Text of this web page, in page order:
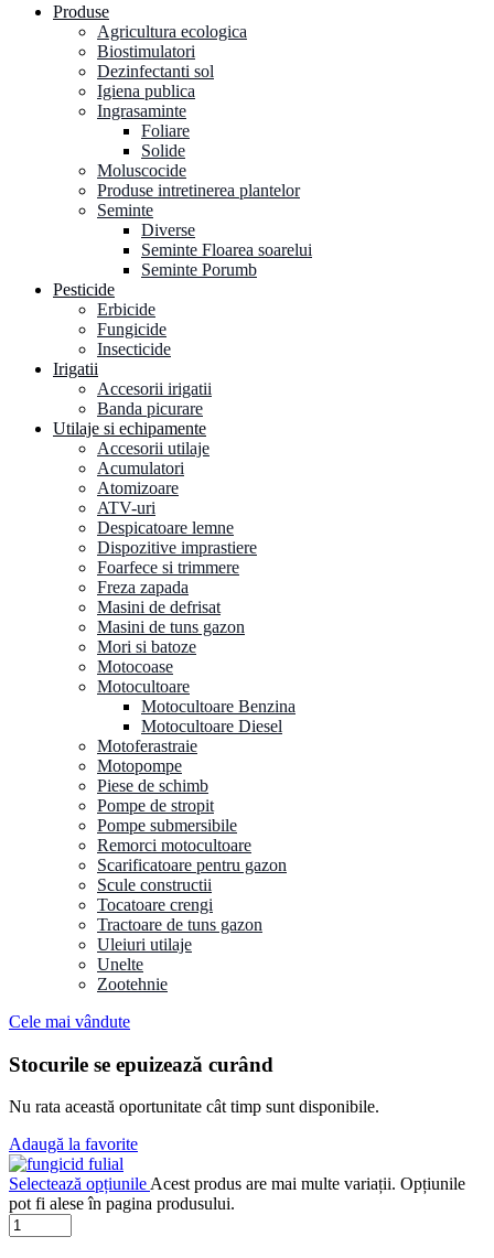
Produse
Agricultura ecologica
Biostimulatori
Dezinfectanti sol
Igiena publica
Ingrasaminte
Foliare
Solide
Moluscocide
Produse intretinerea plantelor
Seminte
Diverse
Seminte Floarea soarelui
Seminte Porumb
Pesticide
Erbicide
Fungicide
Insecticide
Irigatii
Accesorii irigatii
Banda picurare
Utilaje si echipamente
Accesorii utilaje
Acumulatori
Atomizoare
ATV-uri
Despicatoare lemne
Dispozitive imprastiere
Foarfece si trimmere
Freza zapada
Masini de defrisat
Masini de tuns gazon
Mori si batoze
Motocoase
Motocultoare
Motocultoare Benzina
Motocultoare Diesel
Motoferastraie
Motopompe
Piese de schimb
Pompe de stropit
Pompe submersibile
Remorci motocultoare
Scarificatoare pentru gazon
Scule constructii
Tocatoare crengi
Tractoare de tuns gazon
Uleiuri utilaje
Unelte
Zootehnie
Cele mai vândute
Stocurile se epuizează curând
Nu rata această oportunitate cât timp sunt disponibile.
Adaugă la favorite
Selectează opțiunile Acest produs are mai multe variații. Opțiunile
pot fi alese în pagina produsului.